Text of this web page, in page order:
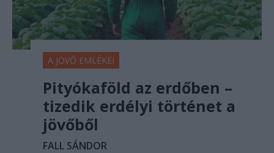
A JÖVŐ EMLÉKEI
Pityókaföld az erdőben –
tizedik erdélyi történet a
jövőből
FALL SÁNDOR